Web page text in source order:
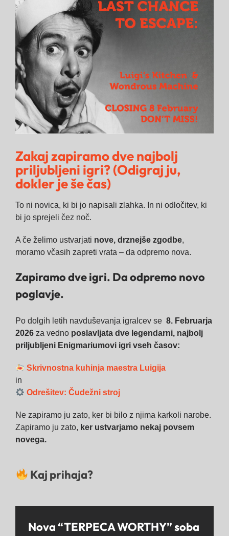
Image
Zakaj zapiramo dve najbolj
priljubljeni igri? (Odigraj ju,
dokler je še čas)
To ni novica, ki bi jo napisali zlahka. In ni odločitev, ki
bi jo sprejeli čez noč.
A če želimo ustvarjati nove, drznejše zgodbe,
moramo včasih zapreti vrata – da odpremo nova.
Zapiramo dve igri. Da odpremo novo
poglavje.
Po dolgih letih navduševanja igralcev se 8. Februarja
2026za vedno poslavljata dve legendarni, najbolj
priljubljeni Enigmariumovi igri vseh časov:
Skrivnostna kuhinja maestra Luigija
in
Odrešitev: Čudežni stroj
Ne zapiramo ju zato, ker bi bilo z njima karkoli narobe.
Zapiramo ju zato, ker ustvarjamo nekaj povsem
novega.
Kaj prihaja?
Nova “TERPECA WORTHY” soba